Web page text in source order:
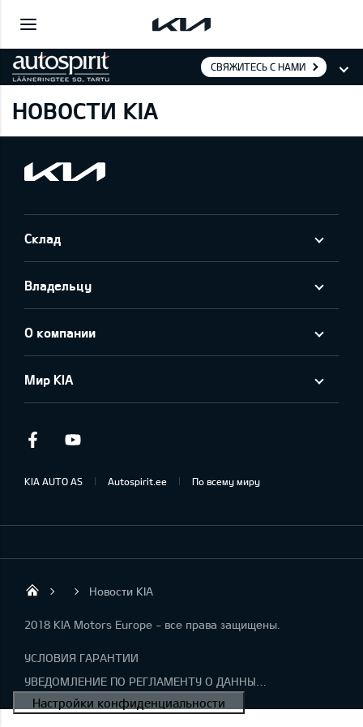
СВЯЖИТЕСЬ С НАМИ
НОВОСТИ KIA
Склад
Владельцу
О компании
Мир KIA
Facebook
KIA AUTO AS Autospirit.ee По всему миру
Autospirit Tartu OÜ
Новости KIA
2018 KIA Motors Europe - все права защищены.
УСЛОВИЯ ГАРАНТИИ